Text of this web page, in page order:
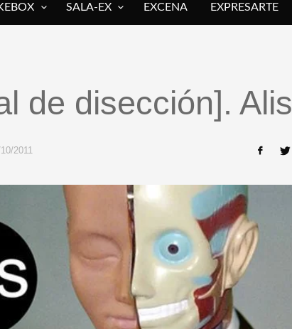
SALA-EX EXCENA EXPRESARTE
de disección]. Alis
2011